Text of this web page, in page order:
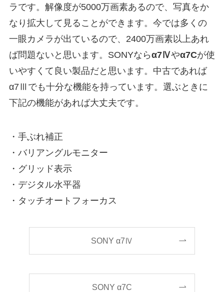
ラです。解像度が5000万画素あるので、写真をか
なり拡大して見ることができます。今では多くの
一眼カメラが出ているので、2400万画素以上あれ
ば問題ないと思います。SONYならα7Ⅳやα7Cが使
いやすくて良い製品だと思います。中古であれば
α7Ⅲでも十分な機能を持っています。選ぶときに
下記の機能があれば大丈夫です。
・手ぶれ補正
・バリアングルモニター
・グリッド表示
・デジタル水平器
・タッチオートフォーカス
SONY α7Ⅳ
SONY α7C